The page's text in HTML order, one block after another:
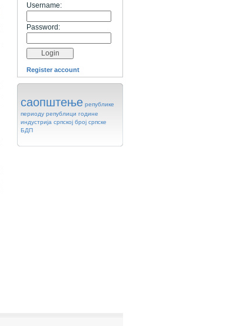
Username:
Password:
Register account
саопштење републике
периоду републици године
индустрија српској број српске
БДП